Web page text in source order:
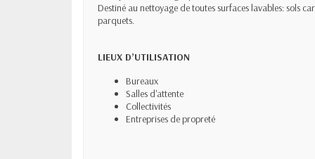
Destiné au nettoyage de toutes surfaces lavables: sols
parquets.
LIEUX D’UTILISATION
Bureaux
Salles d'attente
Collectivités
Entreprises de propreté